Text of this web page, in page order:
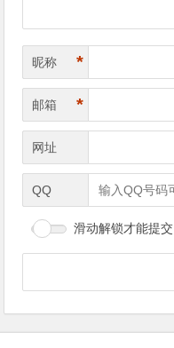
昵称 *
邮箱 *
网址
QQ
滑动解锁才能提交